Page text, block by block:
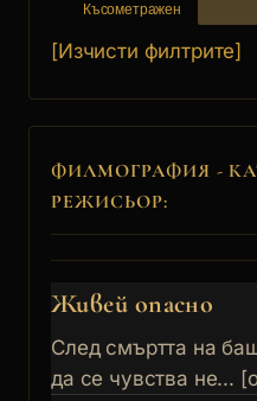
Късометражен
[Изчисти филтрите]
ФИЛМОГРАФИЯ -
РЕЖИСЬОР:
Живей опасно
След смъртта на
да се чувства не...